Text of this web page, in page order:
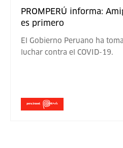
PROMPERÚ informa:
es primero
El Gobierno Peruano ha
luchar contra el COVID-19.